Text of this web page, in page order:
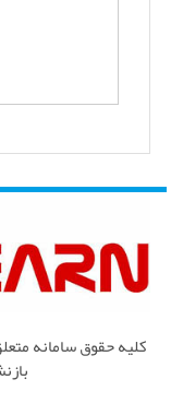
کلیه حقوق سامانه